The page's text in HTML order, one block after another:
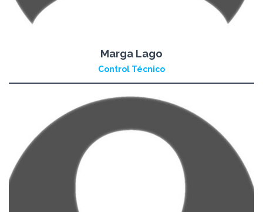
Marga Lago
Control Técnico